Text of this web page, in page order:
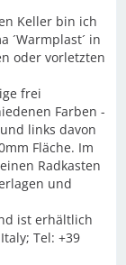
Keller bin ich
´Warmplast´ in
oder vorletzten
frei
Farben -
links davon
Fläche. Im
Radkasten
und
ist erhältlich
Tel: +39